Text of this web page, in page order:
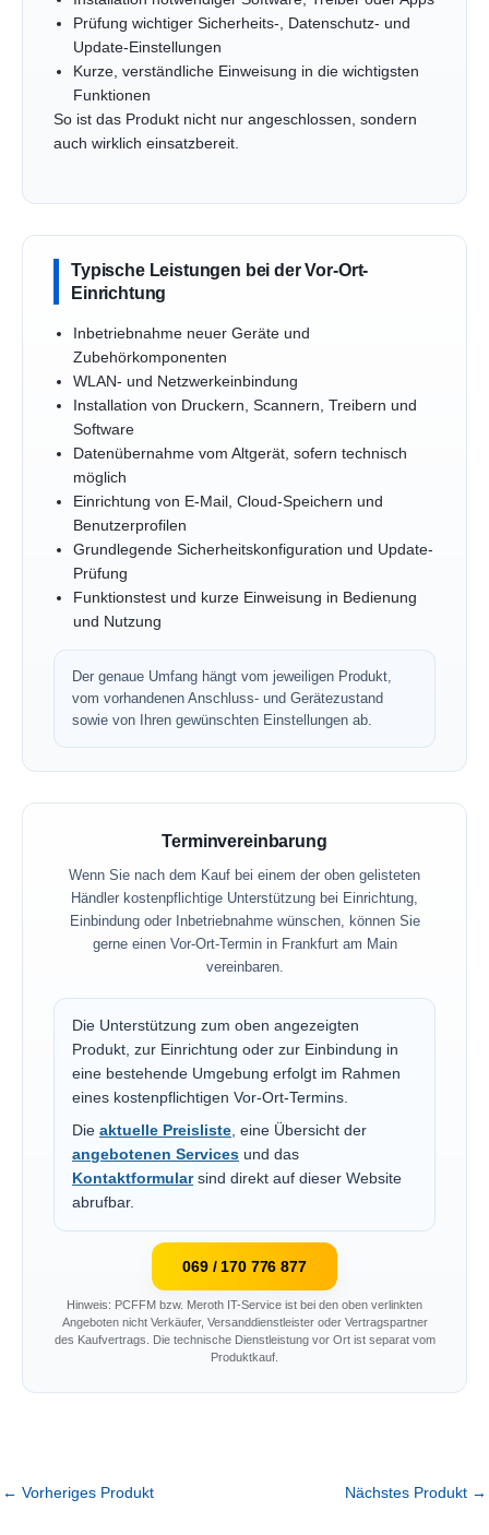
Prüfung wichtiger Sicherheits-, Datenschutz- und
Update-Einstellungen
Kurze, verständliche Einweisung in die wichtigsten
Funktionen
So ist das Produkt nicht nur angeschlossen, sondern
auch wirklich einsatzbereit.
Typische Leistungen bei der Vor-Ort-
Einrichtung
Inbetriebnahme neuer Geräte und
Zubehörkomponenten
WLAN- und Netzwerkeinbindung
Installation von Druckern, Scannern, Treibern und
Software
Datenübernahme vom Altgerät, sofern technisch
möglich
Einrichtung von E-Mail, Cloud-Speichern und
Benutzerprofilen
Grundlegende Sicherheitskonfiguration und Update-
Prüfung
Funktionstest und kurze Einweisung in Bedienung
und Nutzung
Der genaue Umfang hängt vom jeweiligen Produkt,
vom vorhandenen Anschluss- und Gerätezustand
sowie von Ihren gewünschten Einstellungen ab.
Terminvereinbarung
Wenn Sie nach dem Kauf bei einem der oben gelisteten
Händler kostenpflichtige Unterstützung bei Einrichtung,
Einbindung oder Inbetriebnahme wünschen, können Sie
gerne einen Vor-Ort-Termin in Frankfurt am Main
vereinbaren.
Die Unterstützung zum oben angezeigten
Produkt, zur Einrichtung oder zur Einbindung in
eine bestehende Umgebung erfolgt im Rahmen
eines kostenpflichtigen Vor-Ort-Termins.
Die aktuelle Preisliste, eine Übersicht der
angebotenen Services und das
Kontaktformularsind direkt auf dieser Website
abrufbar.
069 / 170 776 877
Hinweis: PCFFM bzw. Meroth IT-Service ist bei den oben verlinkten
Angeboten nicht Verkäufer, Versanddienstleister oder Vertragspartner
des Kaufvertrags. Die technische Dienstleistung vor Ort ist separat vom
Produktkauf.
← Vorheriges Produkt Nächstes Produkt →